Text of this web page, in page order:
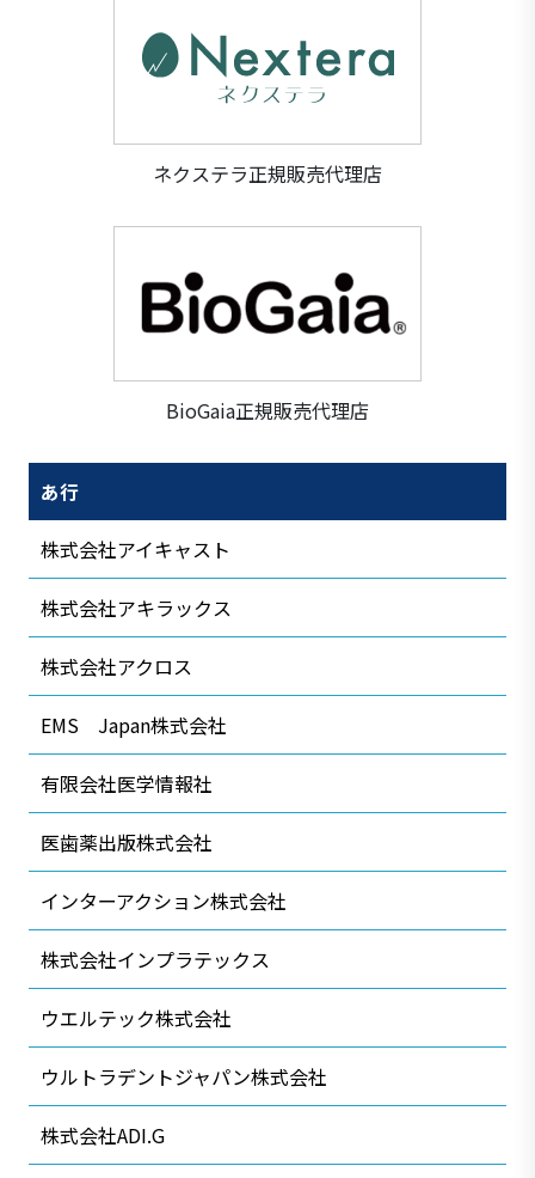
ネクステラ正規販売代理店
BioGaia正規販売代理店
あ行
株式会社アイキャスト
株式会社アキラックス
株式会社アクロス
EMS Japan株式会社
有限会社医学情報社
医歯薬出版株式会社
インターアクション株式会社
株式会社インプラテックス
ウエルテック株式会社
ウルトラデントジャパン株式会社
株式会社ADI.G